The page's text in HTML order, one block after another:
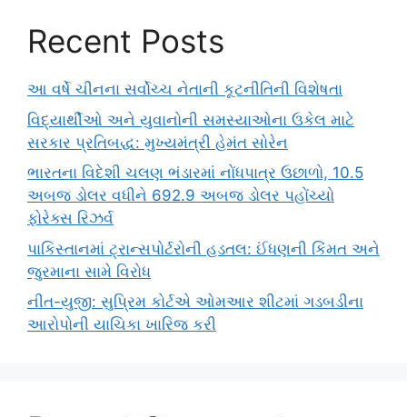
Recent Posts
આ વર્ષે ચીનના સર્વોચ્ચ નેતાની કૂટનીતિની વિશેષતા
વિદ્યાર્થીઓ અને યુવાનોની સમસ્યાઓના ઉકેલ માટે
સરકાર પ્રતિબદ્ધ: મુખ્યમંત્રી હેમંત સોરેન
ભારતના વિદેશી ચલણ ભંડારમાં નોંધપાત્ર ઉછાળો, 10.5
અબજ ડોલર વધીને 692.9 અબજ ડોલર પહોંચ્યો
ફોરેક્સ રિઝર્વ
પાકિસ્તાનમાં ટ્રાન્સપોર્ટરોની હડતલ: ઈંધણની કિંમત અને
જુરમાના સામે વિરોધ
નીત-યુજી: સુપ્રિમ કોર્ટએ ઓમઆર શીટમાં ગડબડીના
આરોપોની યાચિકા ખારિજ કરી